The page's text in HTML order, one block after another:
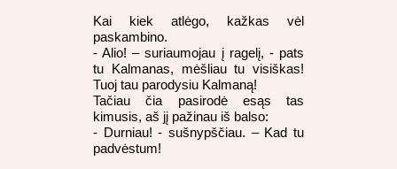
Kai kiek atlėgo, kažkas vėl
paskambino.
- Alio! – suriaumojau į ragelį, - pats
tu Kalmanas, mėšliau tu visiškas!
Tuoj tau parodysiu Kalmaną!
Tačiau čia pasirodė esąs tas
kimusis, aš jį pažinau iš balso:
- Durniau! - sušnypščiau. – Kad tu
padvėstum!